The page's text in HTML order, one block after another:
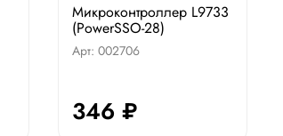
Микроконтроллер L9733
(PowerSSO-28)
Арт: 002706
346 ₽